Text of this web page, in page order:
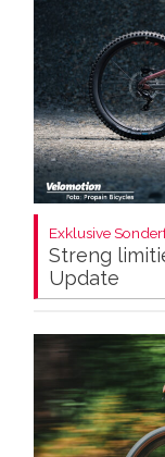
Exklusive
Streng
Update